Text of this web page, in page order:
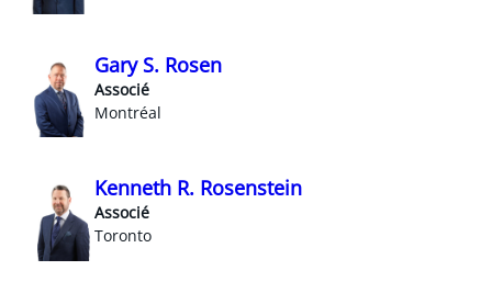
Gary S. Rosen
Associé
Montréal
Kenneth R. Rosenstein
Associé
Toronto